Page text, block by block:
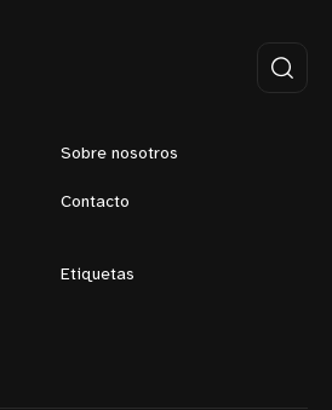
Sobre nosotros
Contacto
Etiquetas